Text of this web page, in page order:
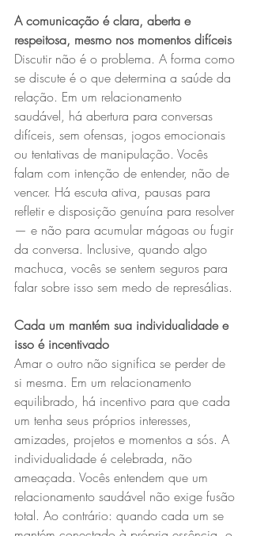
A comunicação é clara, aberta e
respeitosa, mesmo nos momentos difíceis
Discutir não é o problema. A forma como
se discute é o que determina a saúde da
relação. Em um relacionamento
saudável, há abertura para conversas
difíceis, sem ofensas, jogos emocionais
ou tentativas de manipulação. Vocês
falam com intenção de entender, não de
vencer. Há escuta ativa, pausas para
refletir e disposição genuína para resolver
— e não para acumular mágoas ou fugir
da conversa. Inclusive, quando algo
machuca, vocês se sentem seguros para
falar sobre isso sem medo de represálias.
Cada um mantém sua individualidade e
isso é incentivado
Amar o outro não significa se perder de
si mesma. Em um relacionamento
equilibrado, há incentivo para que cada
um tenha seus próprios interesses,
amizades, projetos e momentos a sós. A
individualidade é celebrada, não
ameaçada. Vocês entendem que um
relacionamento saudável não exige fusão
total. Ao contrário: quando cada um se